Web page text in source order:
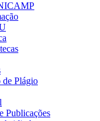
de Plágio
Publicações